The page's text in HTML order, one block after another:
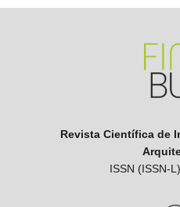
Revista Científica de
ISSN (ISSN-